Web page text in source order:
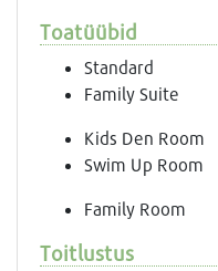
Toatüübid
Standard
Family Suite
Kids Den Room
Swim Up Room
Family Room
Toitlustus